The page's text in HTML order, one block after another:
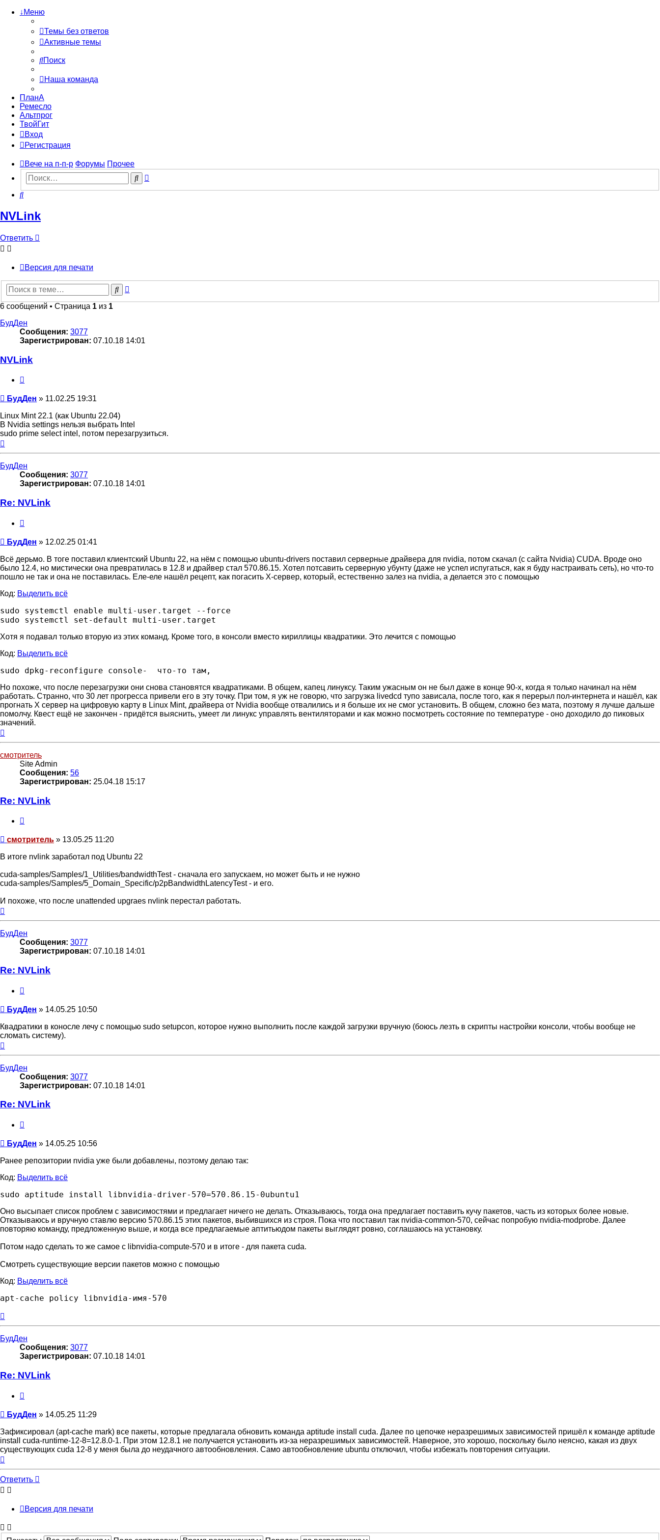
↓Меню
Темы без ответов
Активные темы
Поиск
Наша команда
ПланА
Ремесло
Альтпрог
ТвойГит
Вход
Регистрация
Вече на п-п-р Форумы Прочее
Поиск
Поиск
NVLink
Ответить
Версия для печати
Поиск
6 сообщений • Страница 1 из 1
БудДен
Сообщения: 3077
Зарегистрирован: 07.10.18 14:01
NVLink
Сообщение
БудДен » 11.02.25 19:31
Linux Mint 22.1 (как Ubuntu 22.04)
В Nvidia settings нельзя выбрать Intel
sudo prime select intel, потом перезагрузиться.
к
БудДен
Сообщения: 3077
Зарегистрирован: 07.10.18 14:01
Re: NVLink
Сообщение
БудДен » 12.02.25 01:41
Всё дерьмо. В тоге поставил клиентский Ubuntu 22, на нём с помощью ubuntu-drivers поставил серверные драйвера для nvidia, потом скачал (с сайта Nvidia) CUDA. Вроде оно
было 12.4, но мистически она превратилась в 12.8 и драйвер стал 570.86.15. Хотел потсавить серверную убунту (даже не успел испугаться, как я буду настраивать сеть), но что-то
пошло не так и она не поставилась. Еле-еле нашёл рецепт, как погасить X-сервер, который, естественно залез на nvidia, а делается это с помощью
Код: Выделить всё
sudo systemctl enable multi-user.target --force
Хотя я подавал только вторую из этих команд. Кроме того, в консоли вместо кириллицы квадратики. Это лечится с помощью
Код: Выделить всё
Но похоже, что после перезагрузки они снова становятся квадратиками. В общем, капец линуксу. Таким ужасным он не был даже в конце 90-х, когда я только начинал на нём
работать. Странно, что 30 лет прогресса привели его в эту точку. При том, я уж не говорю, что загрузка livedcd тупо зависала, после того, как я перерыл пол-интернета и нашёл, как
прогнать X сервер на цифровую карту в Linux Mint, драйвера от Nvidia вообще отвалились и я больше их не смог установить. В общем, сложно без мата, поэтому я лучше дальше
помолчу. Квест ещё не закончен - придётся выяснить, умеет ли линукс управлять вентиляторами и как можно посмотреть состояние по температуре - оно доходило до пиковых
значений.
смотритель
Site Admin
Сообщения: 56
Зарегистрирован: 25.04.18 15:17
Re: NVLink
Сообщение
смотритель » 13.05.25 11:20
В итоге nvlink заработал под Ubuntu 22
cuda-samples/Samples/1_Utilities/bandwidthTest - сначала его запускаем, но может быть и не нужно
cuda-samples/Samples/5_Domain_Specific/p2pBandwidthLatencyTest - и его.
И похоже, что после unattended upgraes nvlink перестал работать.
БудДен
Сообщения: 3077
Зарегистрирован: 07.10.18 14:01
Re: NVLink
Сообщение
БудДен » 14.05.25 10:50
Квадратики в коносле лечу с помощью sudo setupcon, которое нужно выполнить после каждой загрузки вручную (боюсь лезть в скрипты настройки консоли, чтобы вообще не
сломать систему).
БудДен
Сообщения: 3077
Зарегистрирован: 07.10.18 14:01
Re: NVLink
Сообщение
БудДен » 14.05.25 10:56
Ранее репозитории nvidia уже были добавлены, поэтому делаю так:
Код: Выделить всё
Оно высыпает список проблем с зависимостями и предлагает ничего не делать. Отказываюсь, тогда она предлагает поставить кучу пакетов, часть из которых более новые.
Отказываюсь и вручную ставлю версию 570.86.15 этих пакетов, выбившихся из строя. Пока что поставил так nvidia-common-570, сейчас попробую nvidia-modprobe. Далее
повторяю команду, предложенную выше, и когда все предлагаемые аптитьюдом пакеты выглядят ровно, соглашаюсь на установку.
Потом надо сделать то же самое с libnvidia-compute-570 и в итоге - для пакета cuda.
Смотреть существующие версии пакетов можно с помощью
Код: Выделить всё
БудДен
Сообщения: 3077
Зарегистрирован: 07.10.18 14:01
Re: NVLink
Сообщение
БудДен » 14.05.25 11:29
Зафиксировал (apt-cache mark) все пакеты, которые предлагала обновить команда aptitude install cuda. Далее по цепочке неразрешимых зависимостей пришёл к команде aptitude
install cuda-runtime-12-8=12.8.0-1. При этом 12.8.1 не получается установить из-за неразрешимых зависимостей. Наверное, это хорошо, поскольку было неясно, какая из двух
существующих cuda 12-8 у меня была до неудачного автообновления. Само автообновление ubuntu отключил, чтобы избежать повторения ситуации.
началу
Ответить
Версия для печати